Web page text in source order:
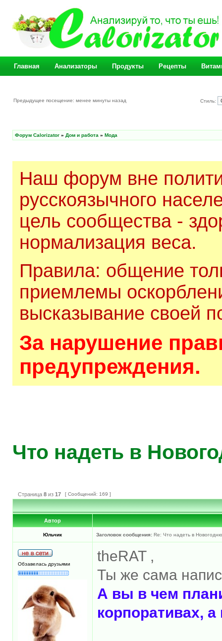
Главная Анализаторы Продукты Рецепты
Предыдущее посещение: менее минуты назад Стиль:
Форум Calorizator » Дом и работа » Мода
Наш форум вне
русскоязычного
цель сообщества -
нормализация веса.
Правила: общение
приемлемы
высказывание своей
За нарушение
предупреждения.
Что надеть в
Страница 8 из 17 [ Сообщений: 169 ]
Автор
Юльчик Заголовок сообщения: Re: Что надеть в
Обзавелась друзьями
theRAT ,
Ты же сама
А вы в чем
корпоративах,